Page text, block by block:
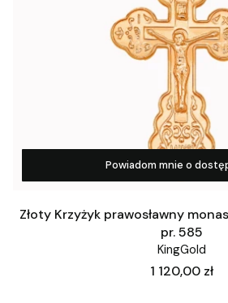
Powiadom mnie o
Złoty Krzyżyk prawosławny
pr. 585
KingGold
Cena
1 120,00 zł